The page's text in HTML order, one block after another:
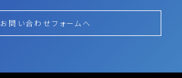
お問い合わせフォームへ